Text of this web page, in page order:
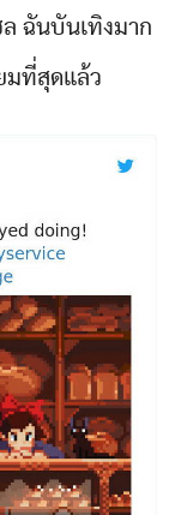
ฉันบันเทิงมาก
มที่สุดแล้ว